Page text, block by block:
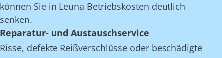
können Sie in Leuna Betriebskosten deutlich
senken.
Reparatur- und Austauschservice
Risse, defekte Reißverschlüsse oder beschädigte